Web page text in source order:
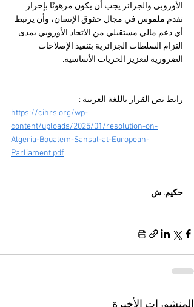
الأوروبي والجزائر يجب أن يكون مرهونًا بإحراز
تقدم ملموس في مجال حقوق الإنسان، وأن يرتبط
أي دعم مالي مستقبلي من الاتحاد الأوروبي بمدى
التزام السلطات الجزائرية بتنفيذ الإصلاحات
الضرورية لتعزيز الحريات الأساسية.
رابط نص القرار باللغة العربية :
https://cihrs.org/wp-
content/uploads/2025/01/resolution-on-
Algeria-Boualem-Sansal-at-European-
Parliament.pdf
حكيم. ش